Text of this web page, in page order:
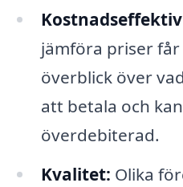
jämföra priser
överblick över
att betala och
överdebiterad.
Kvalitet: Olika